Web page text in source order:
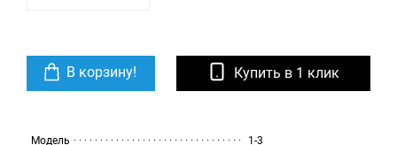
В корзину! Купить в 1 клик
Модель 1-3